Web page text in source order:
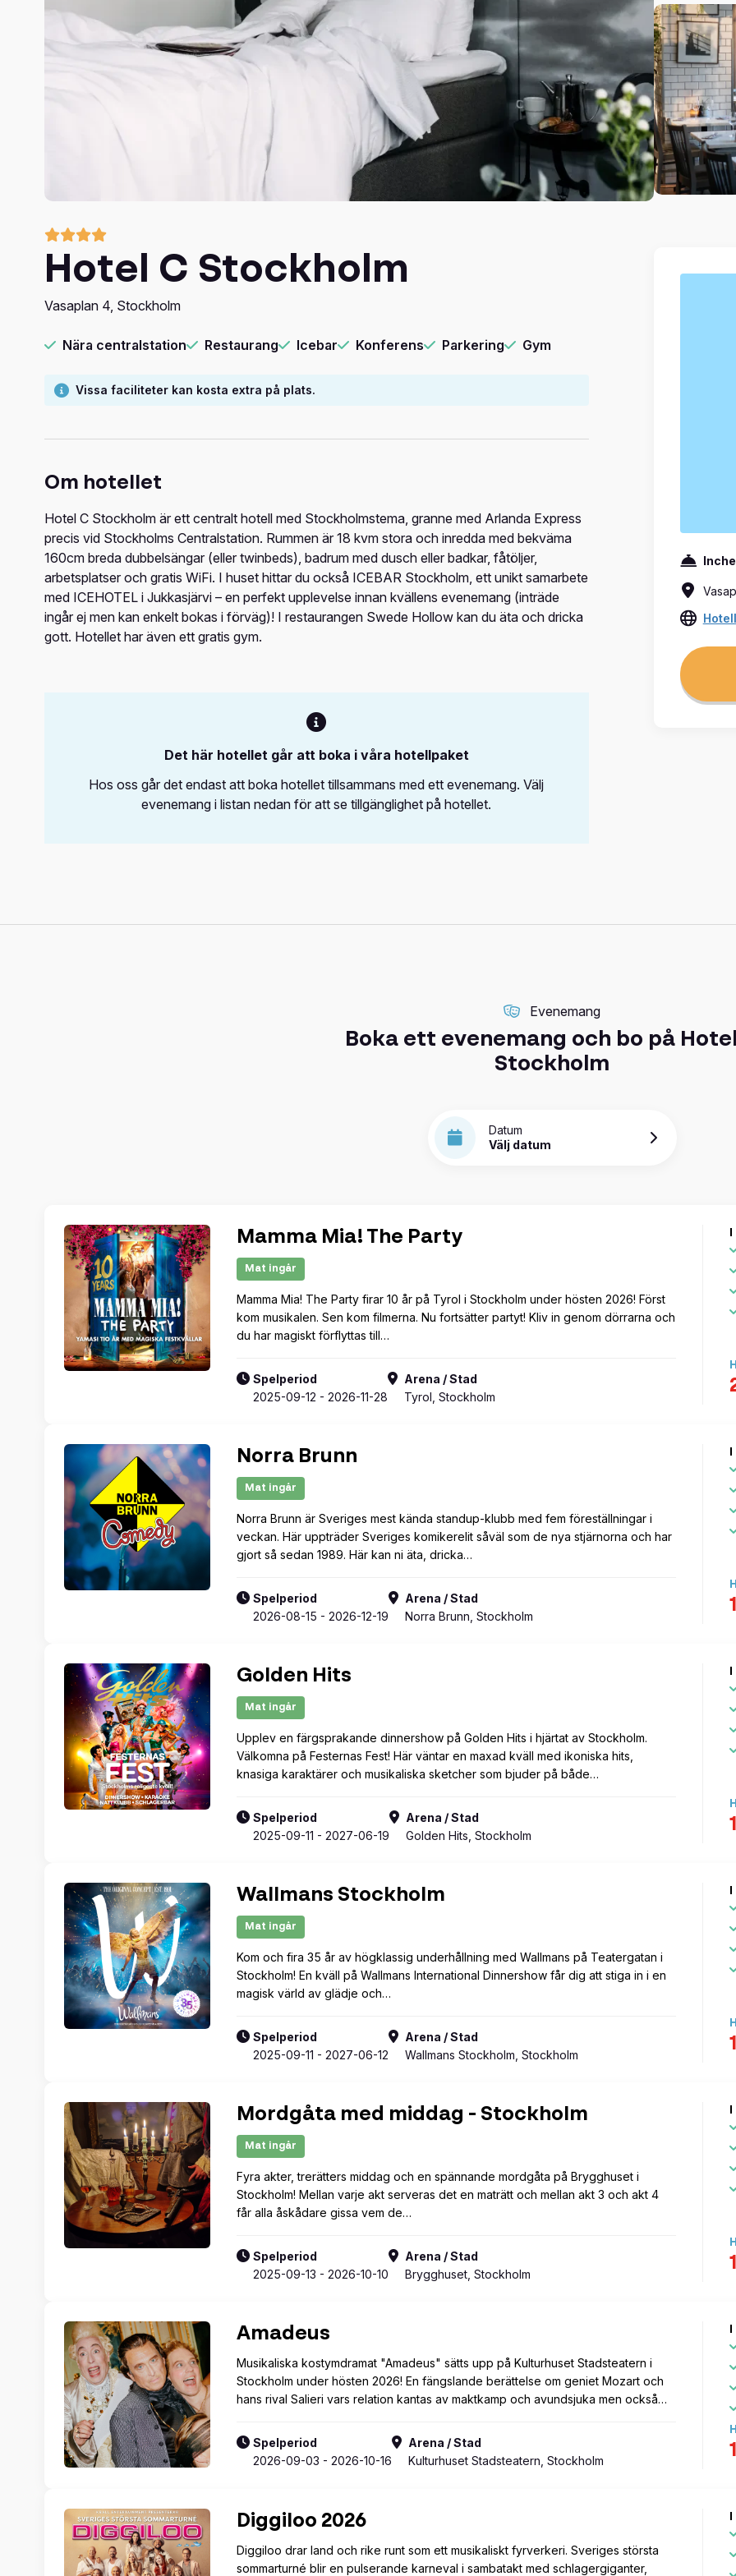
stjärnor och tydliga karaktärer med skarp humor, högt tempo och precision. Sandy och
Anton Ewald – två unga människor som försöker hitta sig själva, varandra och sin plats i
identitet, vänskap och modet att våga vara den man är – lika relevant idag som när Grease
även Boris René, Pia Tärnström, Vanja Engström, Arantxa Alvarez, Anna Mannheimer, Nils
med en stor ensemble och liveorkester. Regi och svensk dialog står Klas Wiljergård för,
musikalisk ledning av Nils-Petter Ankarblom. Denna uppsättning är en uppdaterad tolkning
med full respekt för originalet. Resultatet är en musikal som förenar nostalgi med nutid och
Grease The Musical är den ultimata feelgood-upplevelsen – perfekt för en kväll med
föreställning för alla generationer som lämnar publiken euforisk. Det här är Grease The
ännu bättre. Originalmanus är skrivet av Jim Jacobs och Warren Casey Föreställningen
Nöjesproduktion. Hos oss bokar du enkelt ditt hotellpaket med biljetter och boende till
Hotel C Stockholm
Vasaplan 4, Stockholm
Nära centralstation Restaurang Icebar Konferens Parkering Gym
Vissa faciliteter kan kosta extra på plats.
Om hotellet
Hotel C Stockholm är ett centralt hotell med Stockholmstema, granne med Arlanda Express
precis vid Stockholms Centralstation. Rummen är 18 kvm stora och inredda med bekväma
160cm breda dubbelsängar (eller twinbeds), badrum med dusch eller badkar, fåtöljer,
arbetsplatser och gratis WiFi. I huset hittar du också ICEBAR Stockholm, ett unikt samarbete
med ICEHOTEL i Jukkasjärvi – en perfekt upplevelse innan kvällens evenemang (inträde
ingår ej men kan enkelt bokas i förväg)! I restaurangen Swede Hollow kan du äta och dricka
gott. Hotellet har även ett gratis gym.
Det här hotellet går att boka i våra hotellpaket
Hos oss går det endast att boka hotellet tillsammans med ett evenemang. Välj
evenemang i listan nedan för att se tillgänglighet på hotellet.
Evenemang
Boka ett evenemang och bo på
Stockholm
Datum
Välj datum
Välj datum
mån
10
17
18
24
31
Rensa datum Visa
Mamma Mia! The Party
Mat ingår
Mamma Mia! The Party firar 10 år på Tyrol i Stockholm under hösten 2026! Först
kom musikalen. Sen kom filmerna. Nu fortsätter partyt! Kliv in genom dörrarna och
du har magiskt förflyttas till…
Spelperiod
2025-09-12 - 2026-11-28
Arena / Stad
Tyrol, Stockholm
Norra Brunn
Mat ingår
Norra Brunn är Sveriges mest kända standup-klubb med fem föreställningar i
veckan. Här uppträder Sveriges komikerelit såväl som de nya stjärnorna och har
gjort så sedan 1989. Här kan ni äta, dricka…
Spelperiod
2026-08-15 - 2026-12-19
Arena / Stad
Norra Brunn, Stockholm
Golden Hits
Mat ingår
Upplev en färgsprakande dinnershow på Golden Hits i hjärtat av Stockholm.
Välkomna på Festernas Fest! Här väntar en maxad kväll med ikoniska hits,
knasiga karaktärer och musikaliska sketcher som bjuder på både…
Spelperiod
2025-09-11 - 2027-06-19
Arena / Stad
Golden Hits, Stockholm
Wallmans Stockholm
Mat ingår
Kom och fira 35 år av högklassig underhållning med Wallmans på Teatergatan i
Stockholm! En kväll på Wallmans International Dinnershow får dig att stiga in i en
magisk värld av glädje och…
Spelperiod
2025-09-11 - 2027-06-12
Arena / Stad
Wallmans Stockholm, Stockholm
Mordgåta med middag - Stockholm
Mat ingår
Fyra akter, trerätters middag och en spännande mordgåta på Brygghuset i
Stockholm! Mellan varje akt serveras det en maträtt och mellan akt 3 och akt 4
får alla åskådare gissa vem de…
Spelperiod
2025-09-13 - 2026-10-10
Arena / Stad
Brygghuset, Stockholm
Amadeus
Musikaliska kostymdramat "Amadeus" sätts upp på Kulturhuset Stadsteatern i
Stockholm under hösten 2026! En fängslande berättelse om geniet Mozart och
hans rival Salieri vars relation kantas av maktkamp och avundsjuka men också…
Spelperiod
2026-09-03 - 2026-10-16
Arena / Stad
Kulturhuset Stadsteatern, Stockholm
Diggiloo 2026
Diggiloo drar land och rike runt som ett musikaliskt fyrverkeri. Sveriges största
sommarturné blir en pulserande karneval i sambatakt med schlagergiganter,